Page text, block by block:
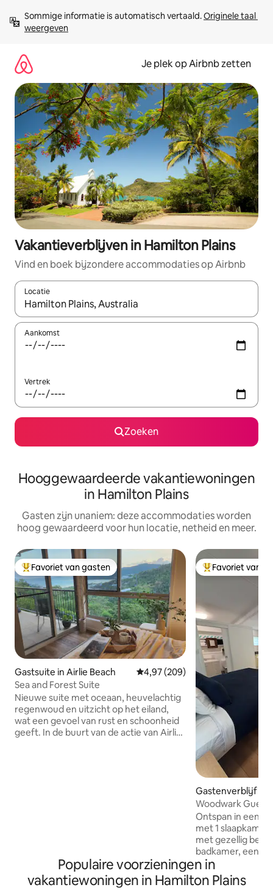
direct
naar
Sommige informatie is automatisch vertaald. Originele taal
weergeven
Je plek op Airbnb zetten
Vakantieverblijven in Hamilton Plains
Vind en boek bijzondere accommodaties op Airbnb
Locatie
Wanneer er resultaten beschikbaar zijn, maak je een keuze
Aankomst
Vertrek
Zoeken
Hooggewaardeerde vakantiewoningen
in Hamilton Plains
Gasten zijn unaniem: deze accommodaties worden
hoog gewaardeerd voor hun locatie, netheid en meer.
Topfavoriet van gasten
Favoriet van gasten
Gastsuite in Airlie Beach Gemiddelde beoordeling van
4,97 (209)
Sea and Forest Suite
Nieuwe suite met oceaan, heuvelachtig
regenwoud en uitzicht op het eiland,
wat een gevoel van rust en schoonheid
geeft. In de buurt van de actie van Airlie
dagelijkse geluiden kunnen worden
gehoord. Respecteer je privacy.
Topfavoriet van
Favoriet van
Gastenverblijf in
Woodwark
Ontspan in een
met 1
met gezellig
badkamer, een
loungeruimte.
een groot terras
Populaire voorzieningen in
vakantiewoningen in Hamilton Plains